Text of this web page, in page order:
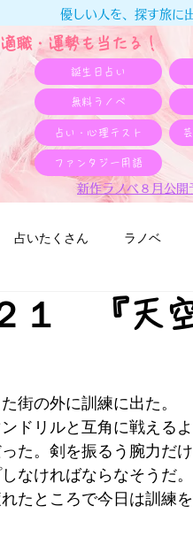
職・​運勢も当たる！
優しい人を、探す旅に
誕生日占い
無料ラノベ
占い・心理テスト
ファンタジー用語
新作ラノベ８月公開
占いたくさん ラノベ
１ 『天空
街の外に訓練に出た。
ドリルと互角に戦える
た。剣を振るう腕力だ
なければならなそうだ。
たところで今日は訓練を